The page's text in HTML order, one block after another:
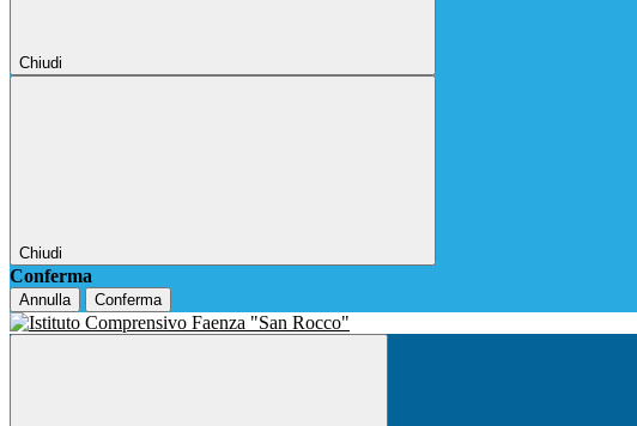
Chiudi
Chiudi
Conferma
Annulla Conferma